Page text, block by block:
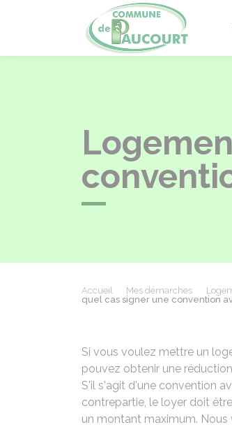
Accueil Mes démarches
quel cas signer une convention
Si vous voulez mettre un
pouvez obtenir une
S'il s'agit d'une convention
contrepartie, le loyer doit
un montant maximum. Nous